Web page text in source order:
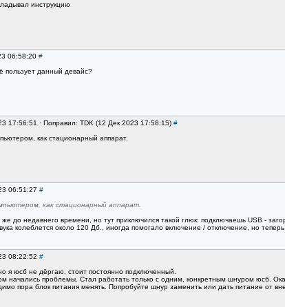
инструкцию
06:58:20 #
пользует данный девайс?
17:56:51 · Поправил: TDK (12 Дек 2023 17:58:15) #
как стационарный аппарат.
06:51:27 #
как стационарный аппарат.
же до недавнего времени, но тут приключился такой глюк: подключаешь USB -
колеблется около 120 Дб., иногда помогало включение / отключение, но
08:22:52 #
я юсб не дёргаю, стоит постоянно подключенный.
начались проблемы. Стал работать только с одним, конкретным шнуром юсб.
пора блок питания менять. Попробуйте шнур заменить или дать питание от